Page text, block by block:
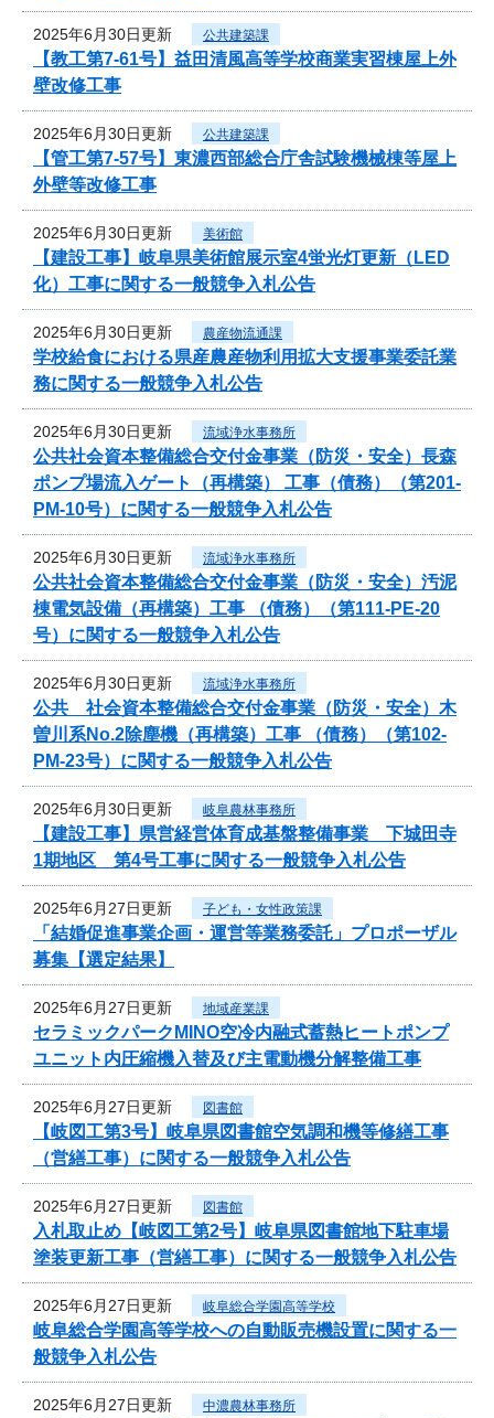
2025年6月30日更新 公共建築課
【教工第7-61号】益田清風高等学校商業実習棟屋上外
壁改修工事
2025年6月30日更新 公共建築課
【管工第7-57号】東濃西部総合庁舎試験機械棟等屋上
外壁等改修工事
2025年6月30日更新 美術館
【建設工事】岐阜県美術館展示室4蛍光灯更新（LED
化）工事に関する一般競争入札公告
2025年6月30日更新 農産物流通課
学校給食における県産農産物利用拡大支援事業委託業
務に関する一般競争入札公告
2025年6月30日更新 流域浄水事務所
公共社会資本整備総合交付金事業（防災・安全）長森
ポンプ場流入ゲート（再構築） 工事（債務）（第201-
PM-10号）に関する一般競争入札公告
2025年6月30日更新 流域浄水事務所
公共社会資本整備総合交付金事業（防災・安全）汚泥
棟電気設備（再構築）工事 （債務）（第111-PE-20
号）に関する一般競争入札公告
2025年6月30日更新 流域浄水事務所
公共 社会資本整備総合交付金事業（防災・安全）木
曽川系No.2除塵機（再構築）工事 （債務）（第102-
PM-23号）に関する一般競争入札公告
2025年6月30日更新 岐阜農林事務所
【建設工事】県営経営体育成基盤整備事業 下城田寺
1期地区 第4号工事に関する一般競争入札公告
2025年6月27日更新 子ども・女性政策課
「結婚促進事業企画・運営等業務委託」プロポーザル
募集【選定結果】
2025年6月27日更新 地域産業課
セラミックパークMINO空冷内融式蓄熱ヒートポンプ
ユニット内圧縮機入替及び主電動機分解整備工事
2025年6月27日更新 図書館
【岐図工第3号】岐阜県図書館空気調和機等修繕工事
（営繕工事）に関する一般競争入札公告
2025年6月27日更新 図書館
入札取止め【岐図工第2号】岐阜県図書館地下駐車場
塗装更新工事（営繕工事）に関する一般競争入札公告
2025年6月27日更新 岐阜総合学園高等学校
岐阜総合学園高等学校への自動販売機設置に関する一
般競争入札公告
2025年6月27日更新 中濃農林事務所